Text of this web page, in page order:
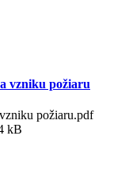
vzniku požiaru
požiaru.pdf
kB